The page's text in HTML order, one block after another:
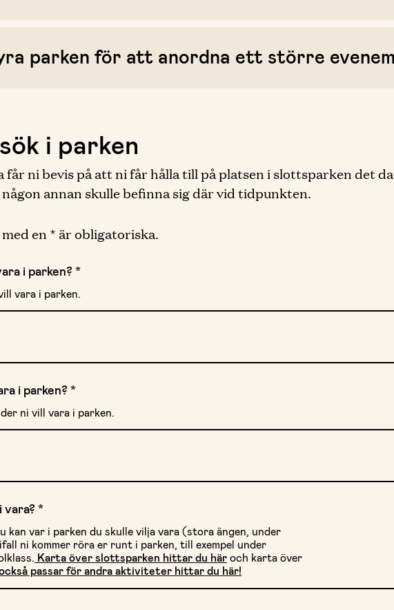
parken för att anordna ett större
i parken
får ni bevis på att ni får hålla till på platsen i slottsparken det
annan skulle befinna sig där vid tidpunkten.
en * är obligatoriska.
i parken? *
vara i parken.
i parken? *
ni vill vara i parken.
vara? *
kan var i parken du skulle vilja vara (stora ängen, under
ni kommer röra er runt i parken, till exempel under
Karta över slottsparken hittar du här och karta över
passar för andra aktiviteter hittar du här!